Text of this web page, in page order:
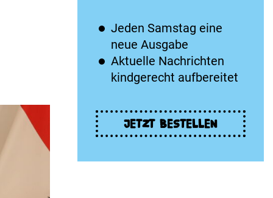
Jeden Samstag eine
neue Ausgabe
Aktuelle Nachrichten
kindgerecht aufbereitet
JETZT BESTELLEN